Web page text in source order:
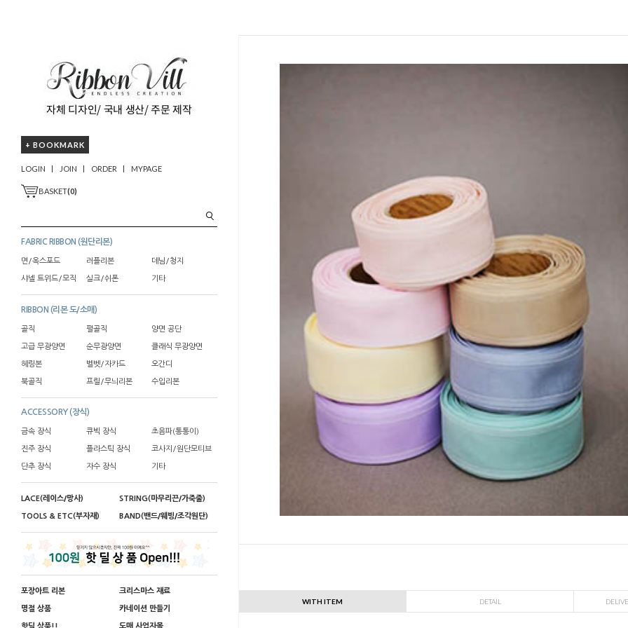
+ BOOKMARK
LOGIN JOIN ORDER MYPAGE
BASKET(0)
FABRIC RIBBON (원단리본)
면/옥스포드 러플리본 데님/청지
샤넬 트위드/모직 실크/쉬폰 기타
RIBBON (리본 도/소매)
골직 펄골직 양면 공단
고급 무광양면 순무광양면 클래식 무광양면
헤링본 벨벳/자카드 오간디
북골직 프릴/무늬리본 수입리본
ACCESSORY (장식)
금속 장식 큐빅 장식 초음파(통통이)
진주 장식 플라스틱 장식 코사지/원단모티브
단추 장식 자수 장식 기타
LACE(레이스/망사) STRING(마무리끈/가죽줄)
TOOLS & ETC(부자재) BAND(밴드/웨빙/조각원단)
포장아트 리본 크리스마스 재료
명절 상품 카네이션 만들기
WITH ITEM DETAIL